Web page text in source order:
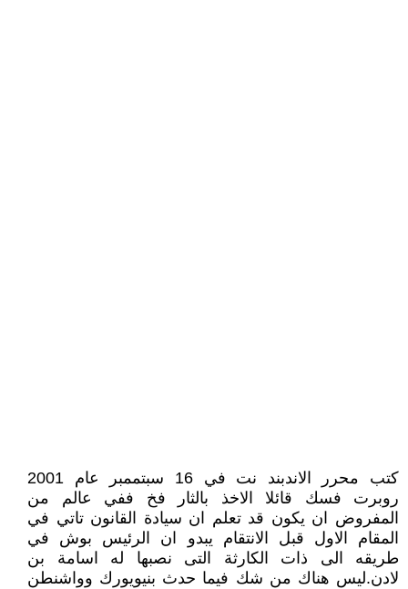
كتب محرر الاندبند نت في 16 سبتممبر عام 2001
روبرت فسك قائلا الاخذ بالثار فخ ففي عالم من
المفروض ان يكون قد تعلم ان سيادة القانون تاتي في
المقام الاول قبل الانتقام يبدو ان الرئيس بوش في
طريقه الى ذات الكارثة التى نصبها له اسامة بن
لادن.ليس هناك من شك فيما حدث بنيويورك وواشنطن